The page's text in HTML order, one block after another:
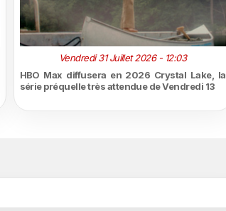
Vendredi 31 Juillet 2026 - 12:03
HBO Max diffusera en 2026 Crystal Lake, la
série préquelle très attendue de Vendredi 13